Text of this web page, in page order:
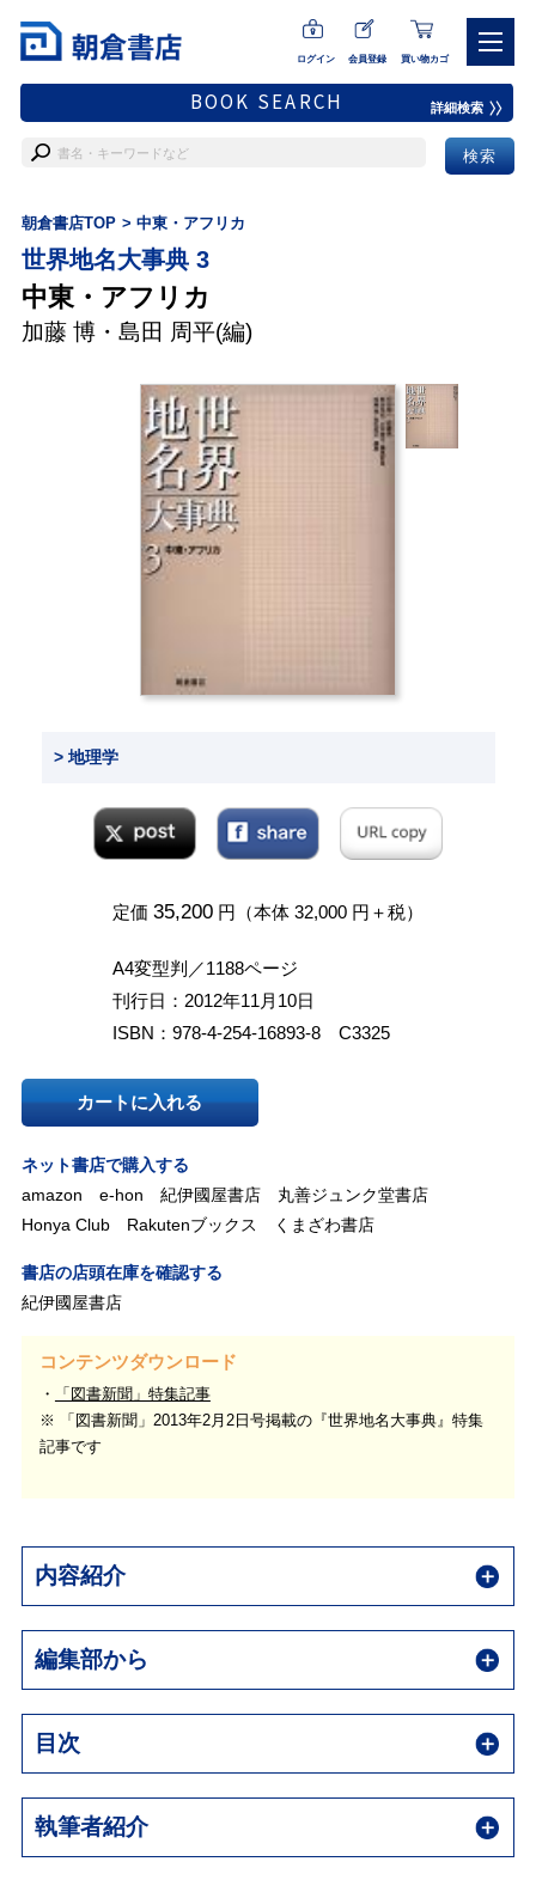
ログイン 会員登録 買い物カゴ
BOOK SEARCH 詳細検索
朝倉書店TOP 中東・アフリカ
世界地名大事典 3
中東・アフリカ
加藤 博・ 島田 周平(編)
> 地理学
定価 35,200 円（本体 32,000 円＋税）
A4変型判／1188ページ
刊行日：2012年11月10日
ISBN：978-4-254-16893-8 C3325
カートに入れる
ネット書店で購入する
amazon
e-hon 紀伊國屋書店
丸善ジュンク堂書店
Honya Club
Rakutenブックス くまざわ書店
書店の店頭在庫を確認する
紀伊國屋書店
コンテンツダウンロード
「図書新聞」特集記事
※ 「図書新聞」2013年2月2日号掲載の『世界地名大事典』特集
記事です
内容紹介
編集部から
目次
執筆者紹介